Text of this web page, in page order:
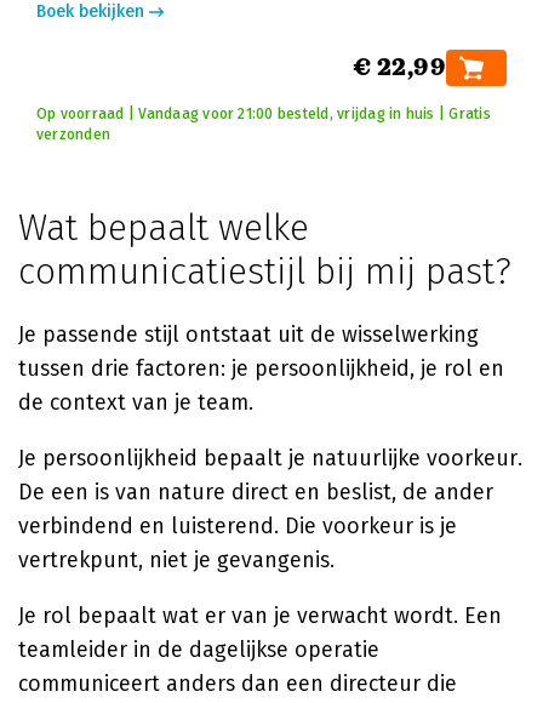
Boek bekijken
€ 22,99
Op voorraad | Vandaag voor 21:00 besteld, vrijdag in huis | Gratis
verzonden
Wat bepaalt welke
communicatiestijl bij mij past?
Je passende stijl ontstaat uit de wisselwerking
tussen drie factoren: je persoonlijkheid, je rol en
de context van je team.
Je persoonlijkheid bepaalt je natuurlijke voorkeur.
De een is van nature direct en beslist, de ander
verbindend en luisterend. Die voorkeur is je
vertrekpunt, niet je gevangenis.
Je rol bepaalt wat er van je verwacht wordt. Een
teamleider in de dagelijkse operatie
communiceert anders dan een directeur die